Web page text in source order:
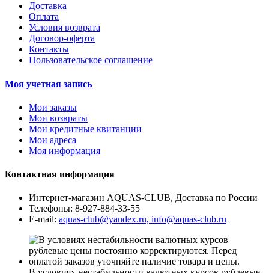
Доставка
Оплата
Условия возврата
Договор-оферта
Контакты
Пользовательское соглашение
Моя учетная запись
Мои заказы
Мои возвраты
Мои кредитные квитанции
Мои адреса
Моя информация
Контактная информация
Интернет-магазин AQUAS-CLUB, Доставка по России
Телефоны: 8-927-884-33-55
E-mail: aquas-club@yandex.ru, info@aquas-club.ru